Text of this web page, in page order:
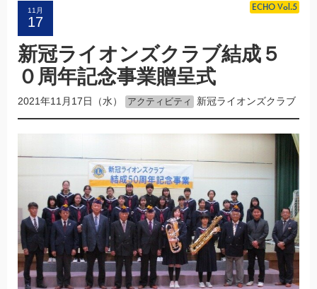
11月
17
新冠ライオンズクラブ結成５
０周年記念事業贈呈式
2021年11月17日（水） アクティビティ 新冠ライオンズクラブ
ECHO Vol.5